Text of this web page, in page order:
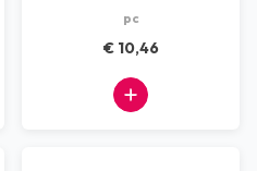
pc
€ 10,46